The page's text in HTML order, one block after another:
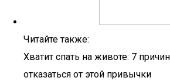
Читайте также:
Хватит спать на животе: 7
отказаться от этой привычки